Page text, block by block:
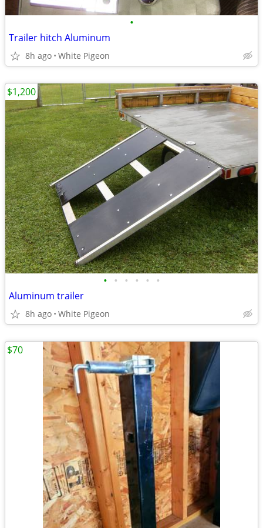
•
Trailer hitch Aluminum
8h ago White Pigeon
• • • • • •
Aluminum trailer
8h ago White Pigeon
$1,200
$70